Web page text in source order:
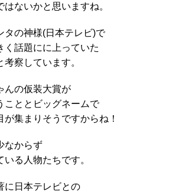
ないかと思いますね。
タの神様(日本テレビ)で
く話題にに上っていた
察しています。
んの仮装大賞が
こととビッグネームで
が集まりそうですからね！
なからず
いる人物たちです。
に日本テレビとの